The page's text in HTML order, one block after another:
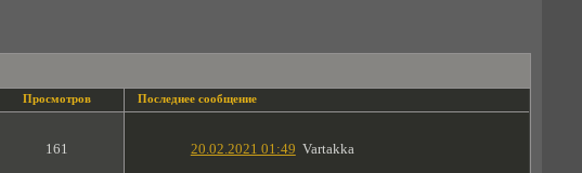
Просмотров Последнее сообщение
161 20.02.2021 01:49 Vartakka